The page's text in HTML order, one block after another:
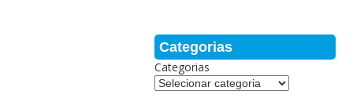
Categorias
Categorias